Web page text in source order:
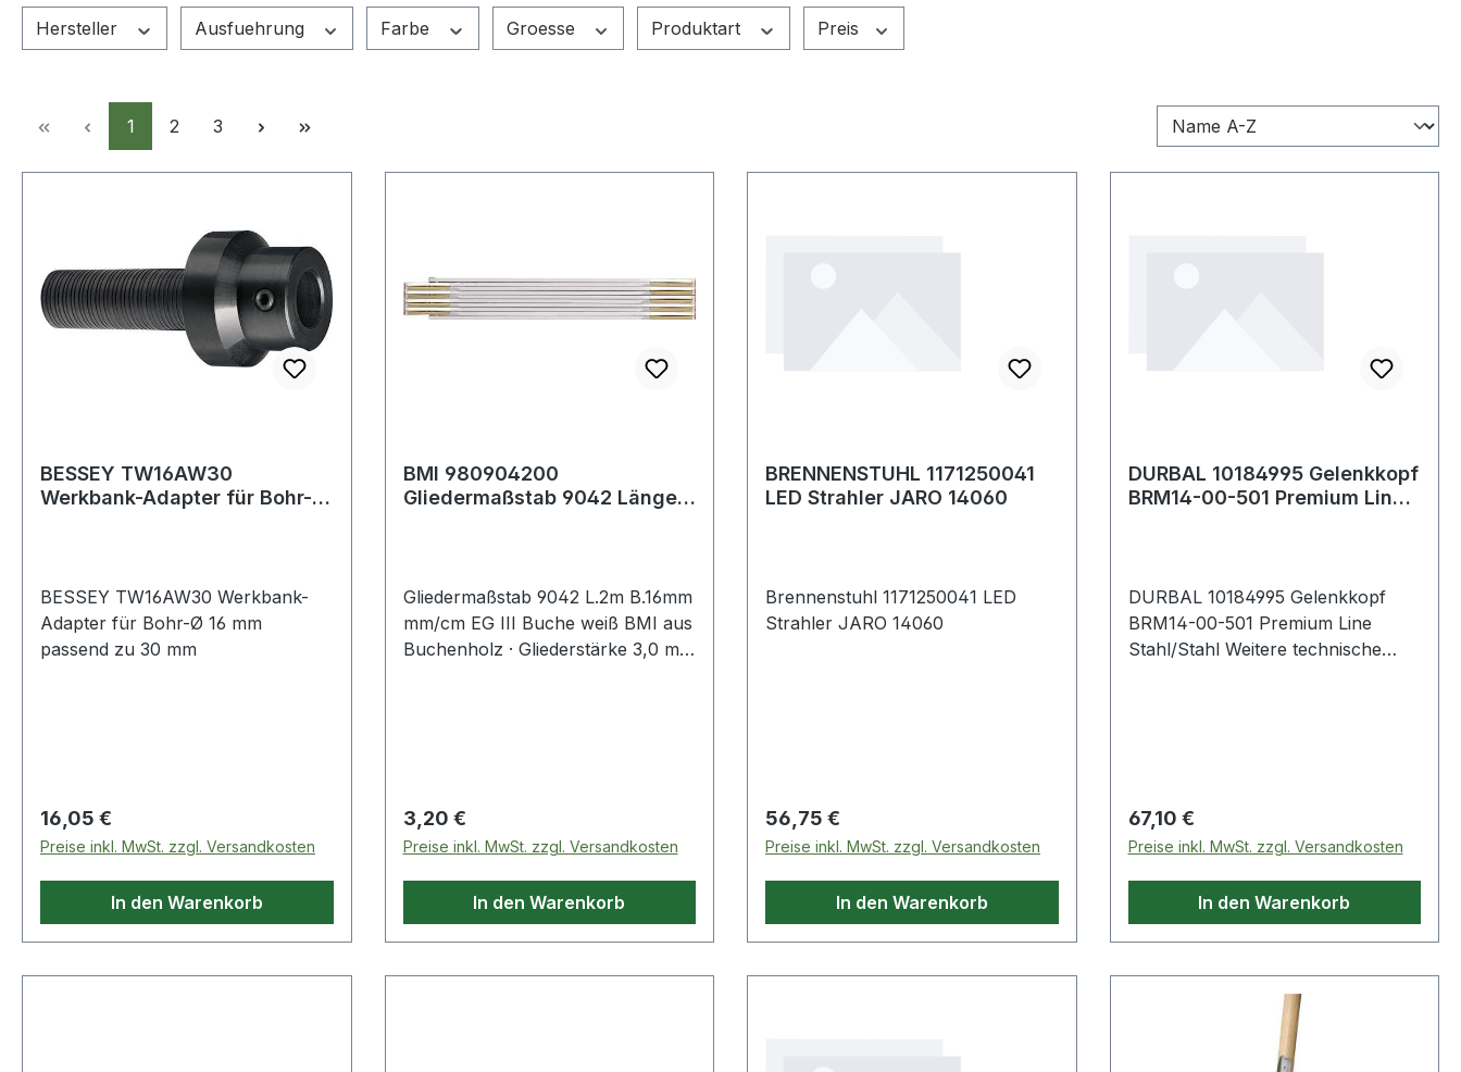
Hersteller Ausfuehrung Farbe Groesse Produktart Preis
Seite
1 Seite
2 Seite
3
BESSEY TW16AW30
Werkbank-Adapter für Bohr-Ø
BESSEY TW16AW30 Werkbank-
Adapter für Bohr-Ø 16 mm
passend zu 30 mm
Regulärer Preis:
16,05 €
Preise inkl. MwSt. zzgl. Versandkosten
In den Warenkorb
BMI 980904200
Gliedermaßstab 9042 Länge 2
Gliedermaßstab 9042 L.2m B.16mm
mm/cm EG III Buche weiß BMI aus
Buchenholz · Gliederstärke 3,0 mm
technische Eigenschaften: · Breite:
16mm · Gliederstärke: 3 mm ·
Gliederanzahl: 10 · Farbe: weiß ·
Teilung: mm/cm · Genauigkeit: EG
Regulärer Preis:
3,20 €
Preise inkl. MwSt. zzgl. Versandkosten
In den Warenkorb
BRENNENSTUHL 1171250041
LED Strahler JARO 14060
Brennenstuhl 1171250041 LED
Strahler JARO 14060
Regulärer Preis:
56,75 €
Preise inkl. MwSt. zzgl. Versandkosten
In den Warenkorb
DURBAL 10184995 Gelenkkopf
BRM14-00-501 Premium Line
DURBAL 10184995 Gelenkkopf
BRM14-00-501 Premium Line
Stahl/Stahl Weitere technische
Schmierbohrung· Wartung:
wartungsarme Ausführung Weitere
Produkte im Bereich Gelenkkopf
Regulärer Preis:
67,10 €
Preise inkl. MwSt. zzgl. Versandkosten
In den Warenkorb